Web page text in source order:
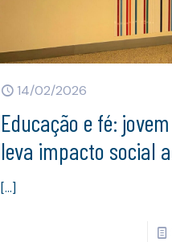
14/02/2026
Educação e fé:
leva impacto social
[…]